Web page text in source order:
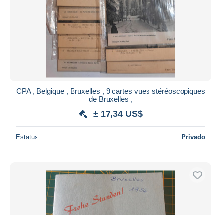
CPA , Belgique , Bruxelles , 9 cartes vues stéréoscopiques
de Bruxelles ,
± 17,34 US$
Estatus Privado